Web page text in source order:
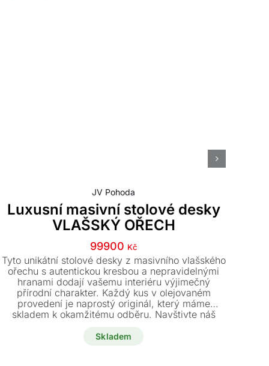
JV Pohoda
Luxusní masivní stolové desky
VLAŠSKÝ OŘECH
99900 Kč
Tyto unikátní stolové desky z masivního vlašského
ořechu s autentickou kresbou a nepravidelnými
hranami dodají vašemu interiéru výjimečný
přírodní charakter. Každý kus v olejovaném
provedení je naprostý originál, který máme
skladem k okamžitému odběru. Navštivte náš
rozměrech ještě dnes.
Skladem